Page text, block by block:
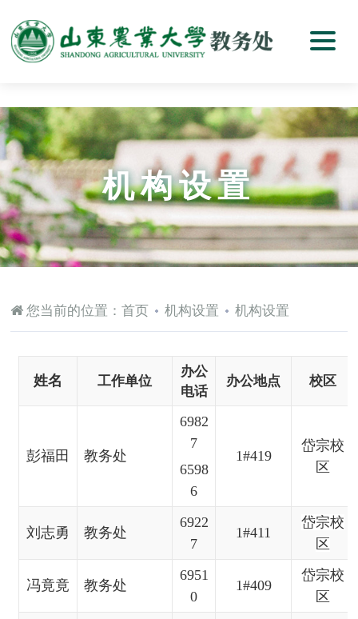
机构设置
您当前的位置：首页 机构设置 机构设置
姓名 工作单位
办公
电话
办公地点 校区
彭福田 教务处
6982
7
6598
6
1#419
岱宗校
区
刘志勇 教务处
6922
7
1#411
岱宗校
区
冯竟竟 教务处
6951
0
1#409
岱宗校
区